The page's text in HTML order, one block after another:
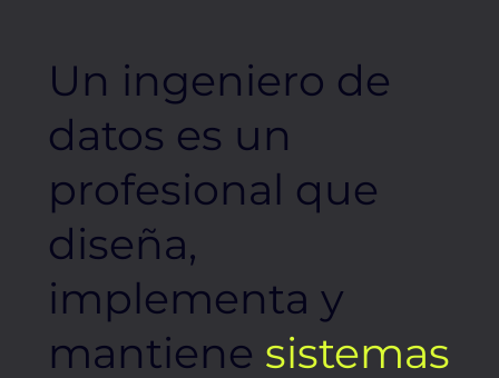
Un ingeniero de
datos es un
profesional que
diseña,
implementa y
mantiene sistemas